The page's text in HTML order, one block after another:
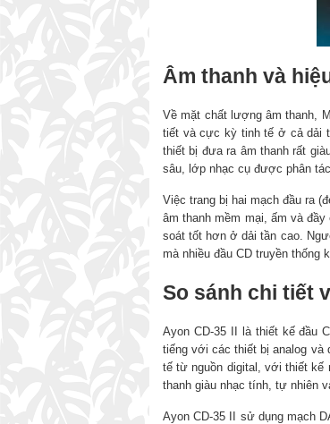
Âm thanh và
Về mặt chất lượng âm thanh,
tiết và cực kỳ tinh tế ở cả dải
thiết bị đưa ra âm thanh rất
sâu, lớp nhạc cụ được phân
Việc trang bị hai mạch đầu ra
âm thanh mềm mại, ấm và
soát tốt hơn ở dải tần cao.
mà nhiều đầu CD truyền thống
So sánh chi tiết
Ayon CD‑35 II là thiết kế đầu
tiếng với các thiết bị analog và
tế từ nguồn digital, với thiết kế
thanh giàu nhạc tính, tự nhiên
Ayon CD-35 II sử dụng mạch